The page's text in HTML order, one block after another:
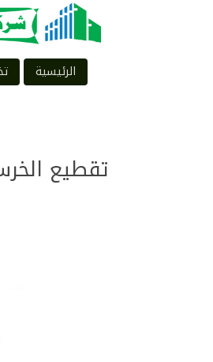
الرئيسية
تقطيع